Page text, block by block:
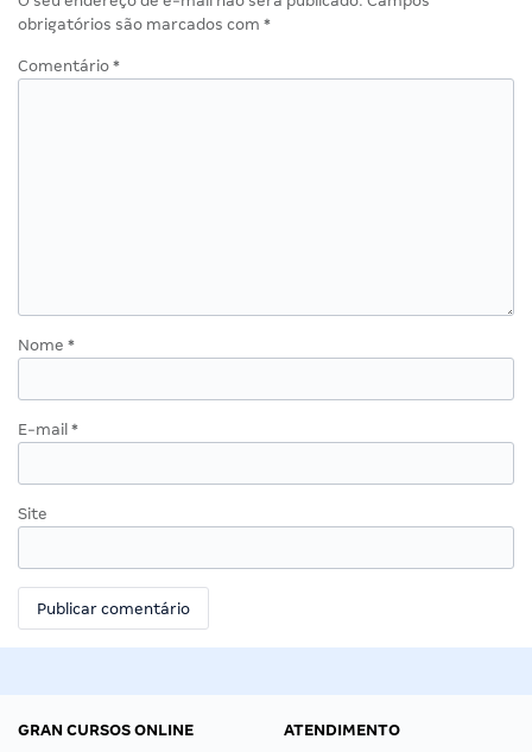
obrigatórios são marcados com *
Comentário *
Nome *
E-mail *
Site
GRAN CURSOS ONLINE
ATENDIMENTO